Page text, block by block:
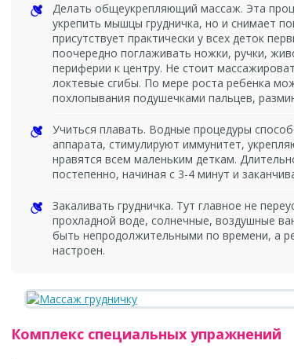
Делать общеукрепляющий массаж. Эта
укрепить мышцы грудничка, но и снимает
присутствует практически у всех деток
поочередно поглаживать ножки, ручки,
периферии к центру. Не стоит
локтевые сгибы. По мере роста ребенка
похлопывания подушечками пальцев,
Учиться плавать. Водные процедуры
аппарата, стимулируют иммунитет,
нравятся всем маленьким деткам.
постепенно, начиная с 3-4 минут и
Закаливать грудничка. Тут главное не
прохладной воде, солнечные, воздушные
быть непродолжительными по времени, а
настроен.
Комплекс специальных упражнений